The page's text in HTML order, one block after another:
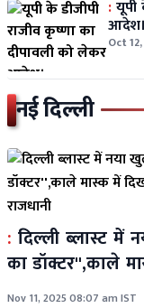
:यूपी
आदेश।
Oct
नई दिल्ली
: दिल्ली ब्लास्ट
का डॉक्टर'',काले
बाद धमाके से दहली
Nov 11, 2025 08:07 am IST